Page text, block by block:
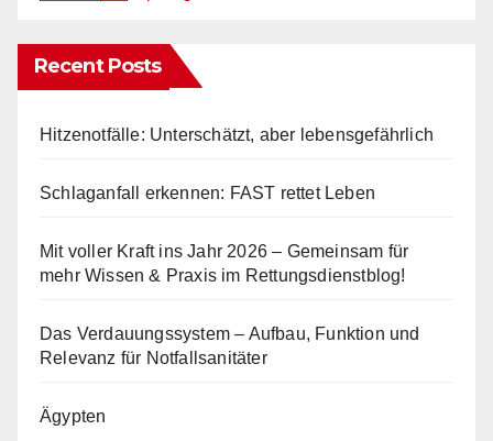
Recent Posts
Hitzenotfälle: Unterschätzt, aber lebensgefährlich
Schlaganfall erkennen: FAST rettet Leben
Mit voller Kraft ins Jahr 2026 – Gemeinsam für
mehr Wissen & Praxis im Rettungsdienstblog!
Das Verdauungssystem – Aufbau, Funktion und
Relevanz für Notfallsanitäter
Ägypten